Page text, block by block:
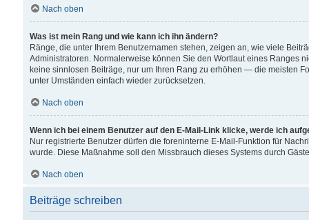
Nach oben
Was ist mein Rang und wie kann ich ihn ändern?
Ränge, die unter Ihrem Benutzernamen stehen, zeigen an, wie viele
Administratoren. Normalerweise können Sie den Wortlaut eines Ranges
keine sinnlosen Beiträge, nur um Ihren Rang zu erhöhen — die meisten
unter Umständen einfach wieder zurücksetzen.
Nach oben
Wenn ich bei einem Benutzer auf den E-Mail-Link klicke, werde ich
Nur registrierte Benutzer dürfen die foreninterne E-Mail-Funktion für
wurde. Diese Maßnahme soll den Missbrauch dieses Systems durch
Nach oben
Beiträge schreiben